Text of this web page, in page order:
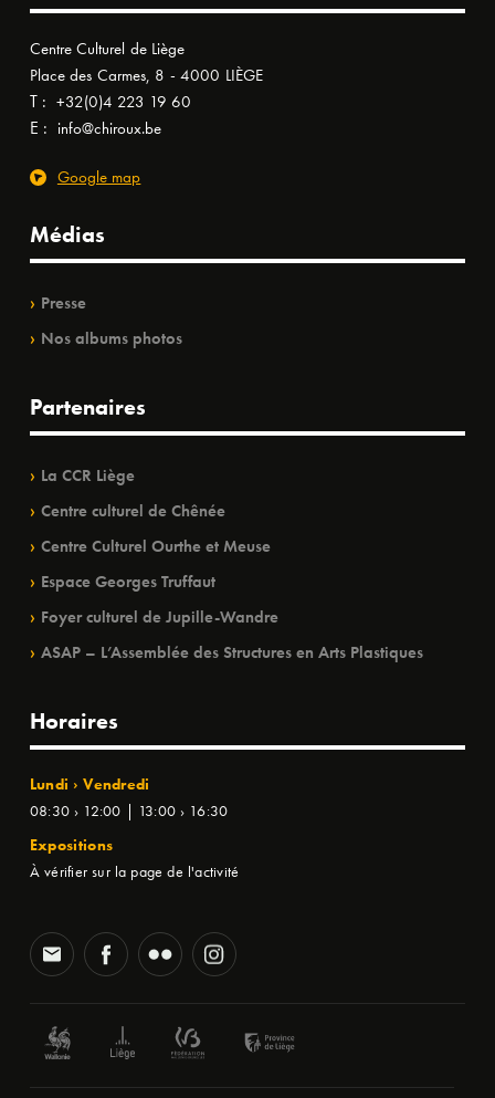
Centre Culturel de Liège
Place des Carmes, 8 - 4000 LIÈGE
T : +32(0)4 223 19 60
E : info@chiroux.be
Google map
Médias
Presse
Nos albums photos
Partenaires
La CCR Liège
Centre culturel de Chênée
Centre Culturel Ourthe et Meuse
Espace Georges Truffaut
Foyer culturel de Jupille-Wandre
ASAP – L’Assemblée des Structures en Arts Plastiques
Horaires
Lundi › Vendredi
08:30 › 12:00 | 13:00 › 16:30
Expositions
À vérifier sur la page de l'activité